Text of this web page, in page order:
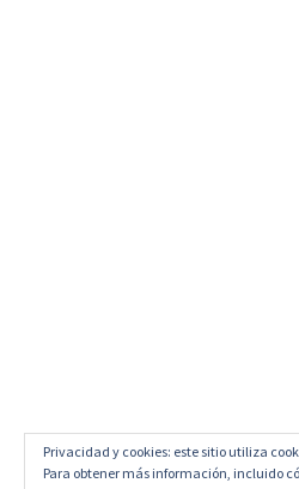
Privacidad y cookies: este sitio utiliza
Para obtener más información, incluido